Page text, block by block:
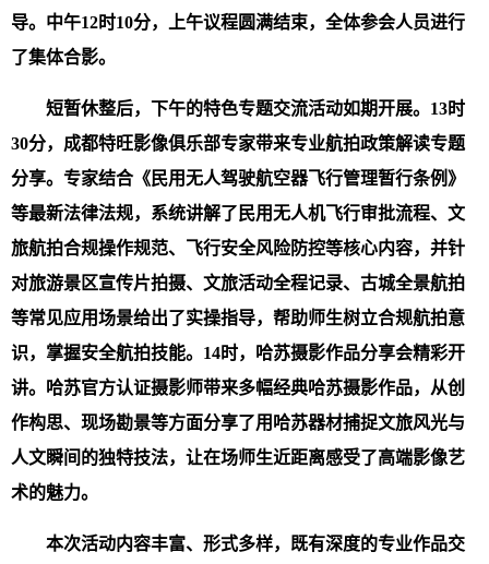
导。中午12时10分，上午议程圆满结束，全体参会人员进行
了集体合影。
短暂休整后，下午的特色专题交流活动如期开展。13时
30分，成都特旺影像俱乐部专家带来专业航拍政策解读专题
分享。专家结合《民用无人驾驶航空器飞行管理暂行条例》
等最新法律法规，系统讲解了民用无人机飞行审批流程、文
旅航拍合规操作规范、飞行安全风险防控等核心内容，并针
对旅游景区宣传片拍摄、文旅活动全程记录、古城全景航拍
等常见应用场景给出了实操指导，帮助师生树立合规航拍意
识，掌握安全航拍技能。14时，哈苏摄影作品分享会精彩开
讲。哈苏官方认证摄影师带来多幅经典哈苏摄影作品，从创
作构思、现场勘景等方面分享了用哈苏器材捕捉文旅风光与
人文瞬间的独特技法，让在场师生近距离感受了高端影像艺
术的魅力。
本次活动内容丰富、形式多样，既有深度的专业作品交